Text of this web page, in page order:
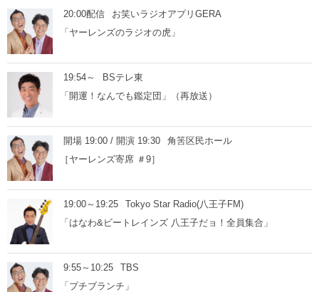
20:00配信
お笑いラジオアプリGERA
「ヤーレンズのラジオの虎」
19:54～
BSテレ東
「開運！なんでも鑑定団」（再放送）
開場 19:00 / 開演 19:30
角筈区民ホール
［ヤーレンズ寄席 ＃9］
19:00～19:25
Tokyo Star Radio(八王子FM)
「はなわ&ビートレインズ 八王子だョ！全員集合」
9:55～10:25
TBS
「プチブランチ」